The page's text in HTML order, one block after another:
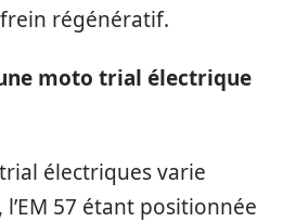
régénératif.
moto trial électrique
électriques varie
57 étant positionnée